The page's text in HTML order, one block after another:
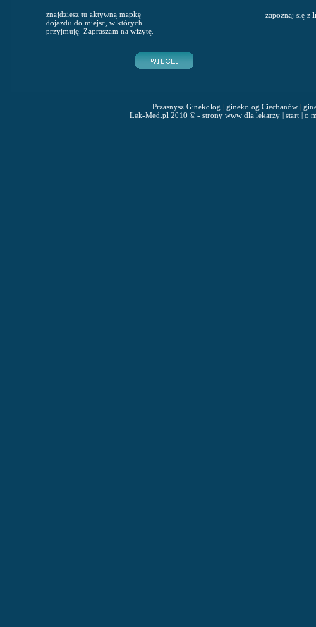
znajdziesz tu aktywną mapkę
dojazdu do miejsc, w których
przyjmuję. Zapraszam na wizytę.
zapoznaj się z
Przasnysz Ginekolog | ginekolog Ciechanów|
Lek-Med.pl 2010 © - strony www dla lekarzy| start| o